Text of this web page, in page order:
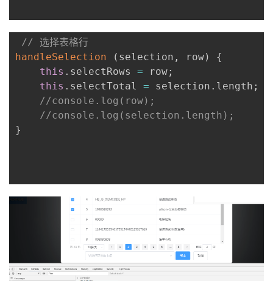
注
开
发
的
Programs
我
的
技
的
// 选择表格行
handleSelection
( selection , row)
{
this . selectRows = row;
this . selectTotal = selection . length ;
//console.log(row);
//console.log(selection.length);
}